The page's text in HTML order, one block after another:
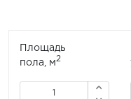
Площадь
пола, м2